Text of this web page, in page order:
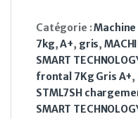
Catégorie :Machine
7kg,A+, gris,
SMART
frontal 7Kg Gris A+,
STML7SH
SMART